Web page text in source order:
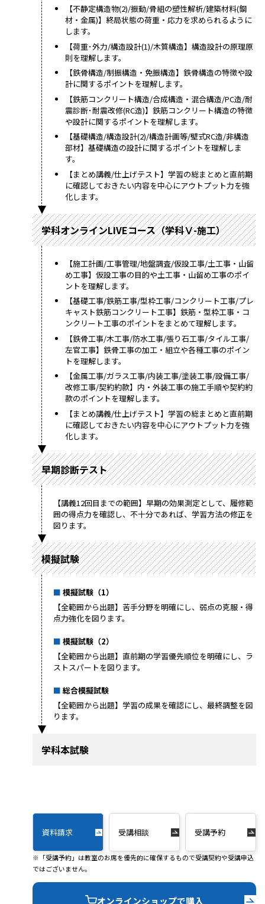
【不静定構造物(2)/振動/骨組の塑性解析/建築材料(鋼
材・金属)】終局状態の荷重・応力を求められるように
します。
【荷重･外力/構造設計(1)/木質構造】構造設計の原理原
則を理解します。
【鉄骨構造/制振構造・免振構造】鉄骨構造の特徴や設
計に関するポイントを理解します。
【鉄筋コンクリート構造/合成構造・混合構造/PC造/耐
震診断･耐震改修(RC造)】鉄筋コンクリート構造の特徴
や設計に関するポイントを理解します。
【基礎構造/構造設計(2)/構造計画等/壁式RC造/非構造
部材】基礎構造の設計に関するポイントを理解しま
す。
【まとめ講義/仕上げテスト】学習の総まとめと直前期
に確認しておきたい内容を中心にアウトプット力を強
化します。
学科オンラインLIVEコース（学科Ⅴ-施工）
【施工計画/工事管理/地盤調査/仮設工事/土工事・山留
め工事】仮設工事の目的や土工事・山留め工事のポイ
ントを理解します。
【基礎工事/鉄筋工事/型枠工事/コンクリート工事/プレ
キャスト鉄筋コンクリート工事】鉄筋・型枠工事・コ
ンクリート工事のポイントをまとめて理解します。
【鉄骨工事/木工事/防水工事/張り石工事/タイル工事/
左官工事】鉄骨工事の加工・組立や各種工事のポイン
トを理解します。
【金属工事/ガラス工事/内装工事/塗装工事/設備工事/
改修工事/契約約款】内・外装工事の施工手順や契約約
款のポイントを理解します。
【まとめ講義/仕上げテスト】学習の総まとめと直前期
に確認しておきたい内容を中心にアウトプット力を強
化します。
早期診断テスト
【講義12回目までの範囲】早期の効果測定として、履修範
囲の得点力を確認し、不十分であれば、学習方法の修正を
図ります。
模擬試験
模擬試験（1）
【全範囲から出題】苦手分野を明確にし、弱点の克服・得
点力強化を図ります。
模擬試験（2）
【全範囲から出題】直前期の学習優先順位を明確にし、ラ
ストスパートを図ります。
総合模擬試験
【全範囲から出題】学習の成果を確認にし、最終調整を図
ります。
学科本試験
資料請求 受講相談 受講予約
※「受講予約」は教室のお席を優先的に確保するもので受講契約や受講申込
ではございません。
オンラインショップで購入